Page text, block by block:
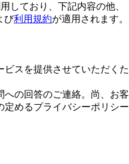
しており、下記内容の他、
び利用規約が適用されます。
ビスを提供させていただくた
への回答のご連絡。尚、お客
めるプライバシーポリシー